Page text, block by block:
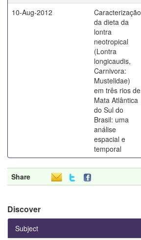
10-Aug-2012
Caracterização
da dieta da
lontra
neotropical
(Lontra
longicaudis,
Carnivora:
Mustelidae)
em três rios de
Mata Atlântica
do Sul do
Brasil: uma
análise
espacial e
temporal
Share
Discover
Subject